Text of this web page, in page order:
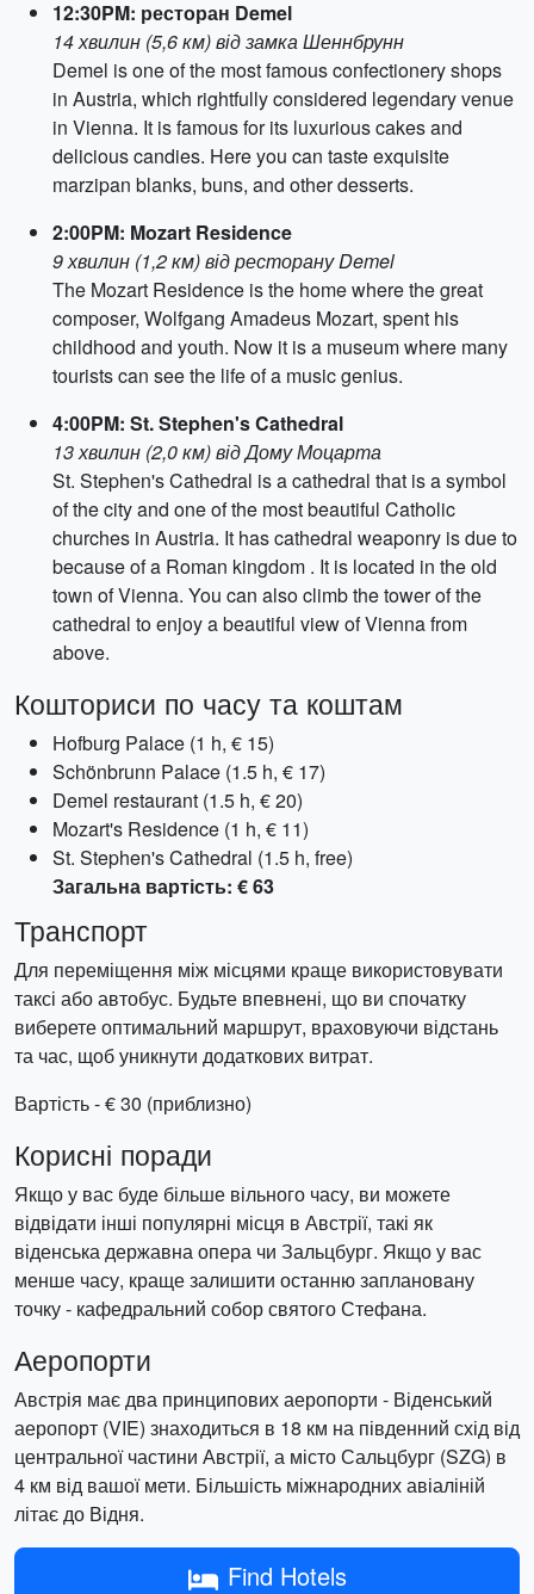
12:30PM: ресторан Demel
14 хвилин (5,6 км) від замка Шеннбрунн
Demel is one of the most famous confectionery shops
in Austria, which rightfully considered legendary venue
in Vienna. It is famous for its luxurious cakes and
delicious candies. Here you can taste exquisite
marzipan blanks, buns, and other desserts.
2:00PM: Mozart Residence
9 хвилин (1,2 км) від ресторану Demel
The Mozart Residence is the home where the great
composer, Wolfgang Amadeus Mozart, spent his
childhood and youth. Now it is a museum where many
tourists can see the life of a music genius.
4:00PM: St. Stephen's Cathedral
13 хвилин (2,0 км) від Дому Моцарта
St. Stephen's Cathedral is a cathedral that is a symbol
of the city and one of the most beautiful Catholic
churches in Austria. It has cathedral weaponry is due to
because of a Roman kingdom . It is located in the old
town of Vienna. You can also climb the tower of the
cathedral to enjoy a beautiful view of Vienna from
above.
Кошториси по часу та коштам
Hofburg Palace (1 h, € 15)
Schönbrunn Palace (1.5 h, € 17)
Demel restaurant (1.5 h, € 20)
Mozart's Residence (1 h, € 11)
St. Stephen's Cathedral (1.5 h, free)
Загальна вартість: € 63
Транспорт
Для переміщення між місцями краще використовувати
таксі або автобус. Будьте впевнені, що ви спочатку
виберете оптимальний маршрут, враховуючи відстань
та час, щоб уникнути додаткових витрат.
Вартість - € 30 (приблизно)
Корисні поради
Якщо у вас буде більше вільного часу, ви можете
відвідати інші популярні місця в Австрії, такі як
віденська державна опера чи Зальцбург. Якщо у вас
менше часу, краще залишити останню заплановану
точку - кафедральний собор святого Стефана.
Аеропорти
Австрія має два принципових аеропорти - Віденський
аеропорт (VIE) знаходиться в 18 км на південний схід від
центральної частини Австрії, а місто Сальцбург (SZG) в
4 км від вашої мети. Більшість міжнародних авіаліній
літає до Відня.
Find Hotels